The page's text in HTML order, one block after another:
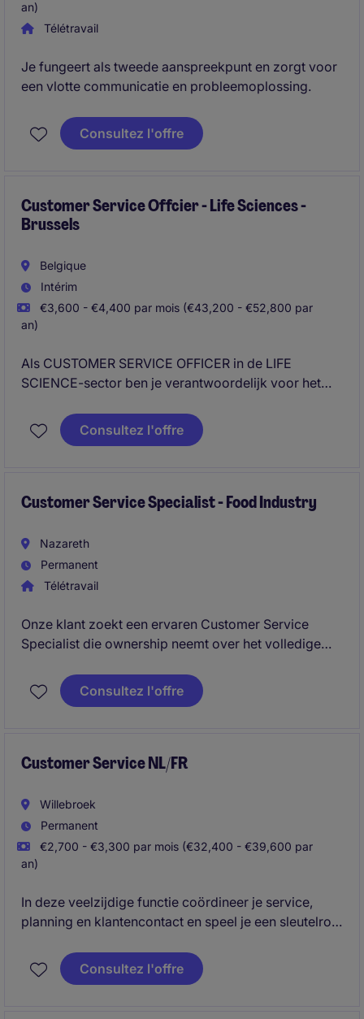
an)
Télétravail
Je fungeert als tweede aanspreekpunt en zorgt voor
een vlotte communicatie en probleemoplossing.
Consultez l'offre
Customer Service Offcier - Life Sciences -
Brussels
Belgique
Intérim
€3,600 - €4,400 par mois (€43,200 - €52,800 par
an)
Als CUSTOMER SERVICE OFFICER in de LIFE
SCIENCE-sector ben je verantwoordelijk voor het
vragen en verzoeken. Je speelt een cruciale rol in het
bieden van uitstekende klantenservice en het
Consultez l'offre
Customer Service Specialist - Food Industry
Nazareth
Permanent
Télétravail
Onze klant zoekt een ervaren Customer Service
Specialist die ownership neemt over het volledige
interne teams. Je combineert administratieve
nauwkeurigheid met sterke communicatie en denkt
Consultez l'offre
Customer Service NL/FR
Willebroek
Permanent
€2,700 - €3,300 par mois (€32,400 - €39,600 par
an)
In deze veelzijdige functie coördineer je service,
planning en klantencontact en speel je een sleutelrol
binnen een internationale technische omgeving.
Consultez l'offre